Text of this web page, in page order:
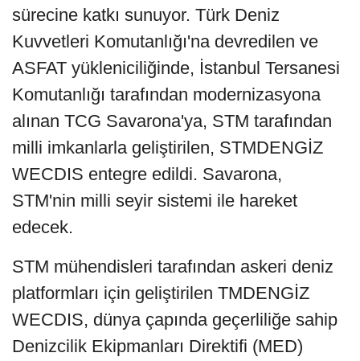
sürecine katkı sunuyor. Türk Deniz
Kuvvetleri Komutanlığı'na devredilen ve
ASFAT yükleniciliğinde, İstanbul Tersanesi
Komutanlığı tarafından modernizasyona
alınan TCG Savarona'ya, STM tarafından
milli imkanlarla geliştirilen, STMDENGİZ
WECDIS entegre edildi. Savarona,
STM'nin milli seyir sistemi ile hareket
edecek.
STM mühendisleri tarafından askeri deniz
platformları için geliştirilen TMDENGİZ
WECDIS, dünya çapında geçerliliğe sahip
Denizcilik Ekipmanları Direktifi (MED)